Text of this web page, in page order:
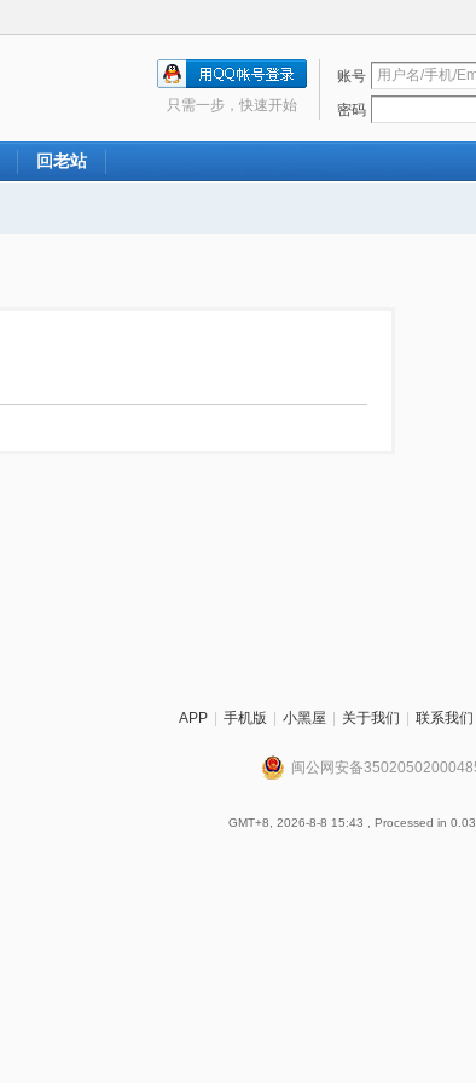
账号
密码
只需一步，快速开始
回老站
APP 手机版 小黑屋 关于我们 联系我们
闽公网安备
GMT+8, 2026-8-8 15:43 , Processed in